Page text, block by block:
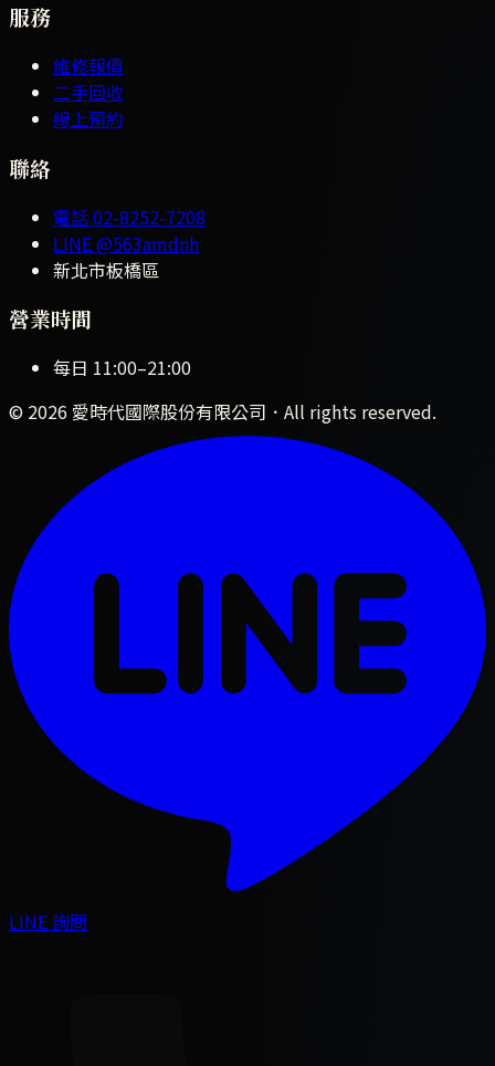
服務
維修報價
二手回收
線上預約
聯絡
電話02-8252-7208
LINE@563amdnh
新北市板橋區
營業時間
每日 11:00–21:00
© 2026 愛時代國際股份有限公司 ．All rights reserved.
LINE 詢問